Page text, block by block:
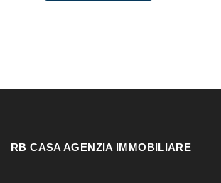
RB CASA AGENZIA IMMOBILIARE